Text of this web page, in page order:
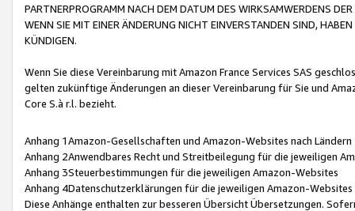
PARTNERPROGRAMM NACH DEM DATUM DES WIRKSAMWERDENS
WENN SIE MIT EINER ÄNDERUNG NICHT EINVERSTANDEN SIND,
KÜNDIGEN.
Wenn Sie diese Vereinbarung mit Amazon France Services SAS
gelten zukünftige Änderungen an dieser Vereinbarung für Sie und
Core S.à r.l. bezieht.
Anhang 1Amazon-Gesellschaften und Amazon-Websites nach Ländern
Anhang 2Anwendbares Recht und Streitbeilegung für die jeweiligen
Anhang 3Steuerbestimmungen für die jeweiligen Amazon-Websites
Anhang 4Datenschutzerklärungen für die jeweiligen Amazon-Websites
Diese Anhänge enthalten zur besseren Übersicht Übersetzungen.